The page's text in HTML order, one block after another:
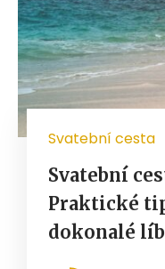
Svatební cesta
Svatební
Praktické
dokonalé